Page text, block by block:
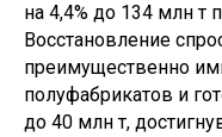
на 4,4% до 134 млн т
Восстановление
преимущественно
полуфабрикатов и
до 40 млн т,